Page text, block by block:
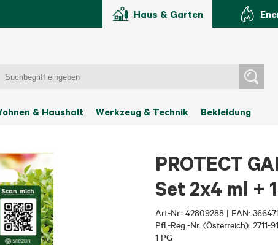
Haus & Garten
& Haushalt Werkzeug & Technik Bekleidung
PROTECT
Set 2x4 ml +
Art-Nr.: 42809288 | EAN:
Pfl.-Reg.-Nr. (Österreich): 2711-
1 PG